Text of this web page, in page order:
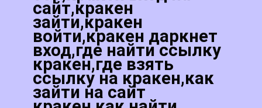
сайт,кракен
зайти,кракен
войти,кракен даркнет
вход,где найти ссылку
кракен,где взять
ссылку на кракен,как
зайти на сайт